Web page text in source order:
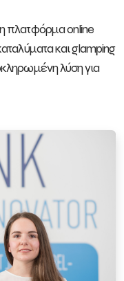
πλατφόρμα online
και glamping
λύση για